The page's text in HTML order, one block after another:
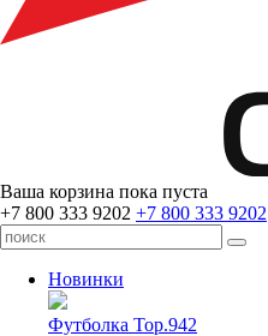
Ваша корзина пока пуста
+7 800 333 9202 +7 800 333 9202
Новинки
Футболка Top.942